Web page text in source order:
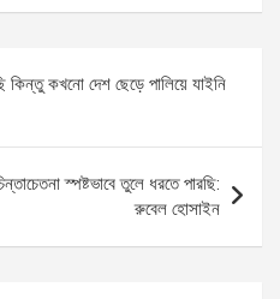
ar
e
কিন্তু কখনো দেশ ছেড়ে পালিয়ে যাইনি
স্পষ্টভাবে তুলে ধরতে পারছি:
রুবেল হোসাইন